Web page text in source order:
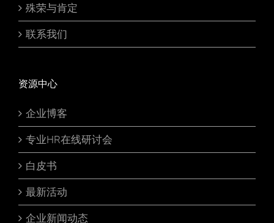
殊荣与肯定
联系我们
资源中心
企业博客
专业HR在线研讨会
白皮书
最新活动
企业新闻动态